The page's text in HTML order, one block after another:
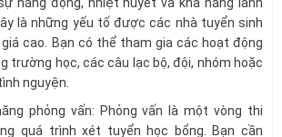
năng động, nhiệt huyết và khả năng lãnh
là những yếu tố được các nhà tuyển sinh
cao. Bạn có thể tham gia các hoạt động
trường học, các câu lạc bộ, đội, nhóm hoặc
nguyện.
phỏng vấn: Phỏng vấn là một vòng thi
quá trình xét tuyển học bổng. Bạn cần